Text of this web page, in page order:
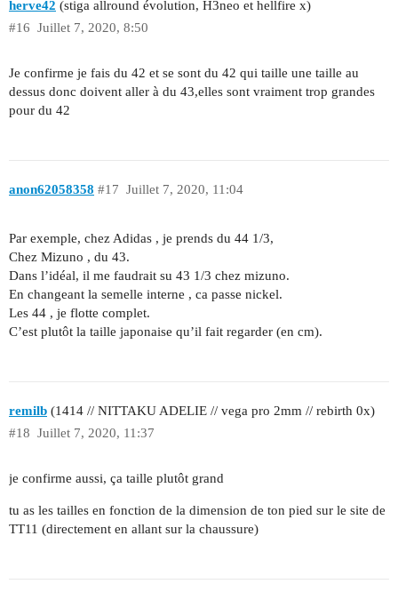
herve42 (stiga allround évolution, H3neo et hellfire x)
Juillet 7, 2020, 8:50
#16
Je confirme je fais du 42 et se sont du 42 qui taille une taille au
dessus donc doivent aller à du 43,elles sont vraiment trop grandes
pour du 42
anon62058358 Juillet 7, 2020, 11:04
#17
Par exemple, chez Adidas , je prends du 44 1/3,
Chez Mizuno , du 43.
Dans l’idéal, il me faudrait su 43 1/3 chez mizuno.
En changeant la semelle interne , ca passe nickel.
Les 44 , je flotte complet.
C’est plutôt la taille japonaise qu’il fait regarder (en cm).
remilb (1414 // NITTAKU ADELIE // vega pro 2mm // rebirth 0x)
Juillet 7, 2020, 11:37
#18
je confirme aussi, ça taille plutôt grand
tu as les tailles en fonction de la dimension de ton pied sur le site de
TT11 (directement en allant sur la chaussure)